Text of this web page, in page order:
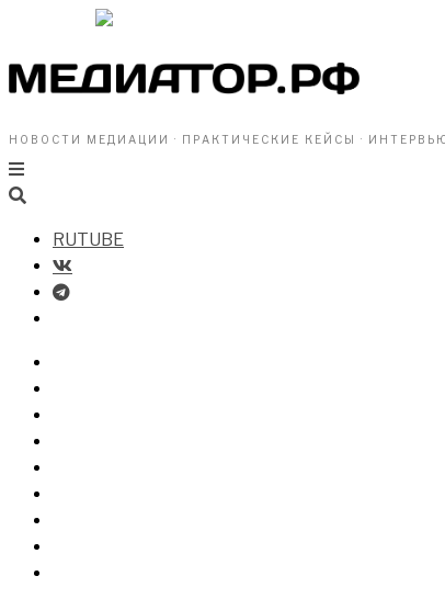
НОВОСТИ МЕДИАЦИИ · ПРАКТИЧЕСКИЕ КЕЙСЫ ·
RUTUBE